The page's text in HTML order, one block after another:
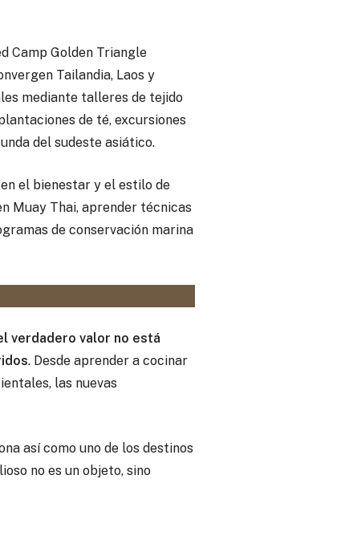
Camp Golden Triangle
Tailandia, Laos y
mediante talleres de tejido
de té, excursiones
del sudeste asiático.
el bienestar y el estilo de
Muay Thai, aprender técnicas
de conservación marina
verdadero valor no está
. Desde aprender a cocinar
las nuevas
así como uno de los destinos
no es un objeto, sino